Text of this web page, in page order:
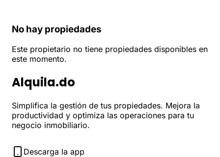
No hay propiedades
Este propietario no tiene propiedades disponibles en
este momento.
Alquila.do
Simplifica la gestión de tus propiedades. Mejora la
productividad y optimiza las operaciones para tu
negocio inmobiliario.
Descarga la app